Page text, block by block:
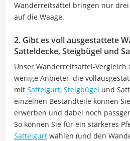
Wanderreitsättel bringen nur
auf die Waage.
2. Gibt es voll ausgestattete
Satteldecke, Steigbügel und
Unser Wanderreitsattel-Vergleich
wenige Anbieter, die
mit Sattelgurt, Steigbügel und
einzelnen Bestandteile können
erwerben und dabei noch
So können Sie für ein stärkeres
Sattelgurt wählen (und den